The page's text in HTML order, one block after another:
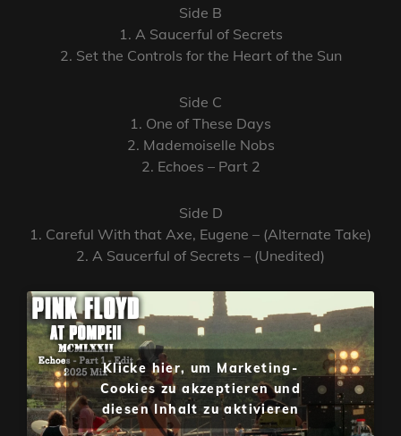
Side B
1. A Saucerful of Secrets
2. Set the Controls for the Heart of the Sun
Side C
1. One of These Days
2. Mademoiselle Nobs
2. Echoes – Part 2
Side D
1. Careful With that Axe, Eugene – (Alternate Take)
2. A Saucerful of Secrets – (Unedited)
Klicke hier, um Marketing-
Cookies zu akzeptieren und
diesen Inhalt zu aktivieren